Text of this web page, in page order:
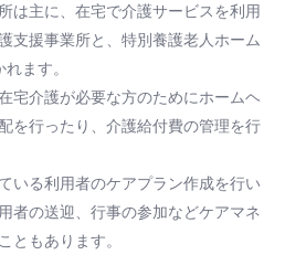
は主に、在宅で介護サービスを利用
支援事業所と、特別養護老人ホーム
ます。
宅介護が必要な方のためにホームヘ
を行ったり、介護給付費の管理を行
いる利用者のケアプラン作成を行い
者の送迎、行事の参加などケアマネ
ともあります。